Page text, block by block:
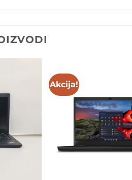
Akcija!